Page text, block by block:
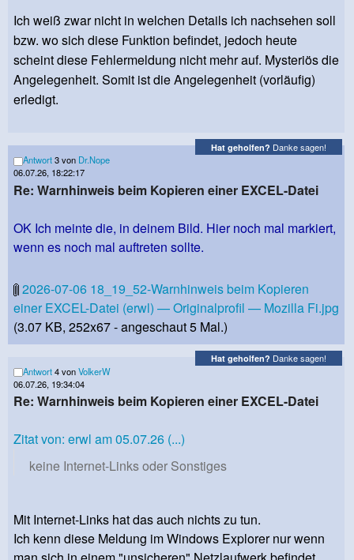
Ich weiß zwar nicht in welchen Details ich nachsehen soll
bzw. wo sich diese Funktion befindet, jedoch heute
scheint diese Fehlermeldung nicht mehr auf. Mysteriös die
Angelegenheit. Somit ist die Angelegenheit (vorläufig)
erledigt.
Hat geholfen? Danke sagen!
Antwort3 von Dr.Nope
06.07.26, 18:22:17
Re: Warnhinweis beim Kopieren einer EXCEL-Datei
OK Ich meinte die, in deinem Bild. Hier noch mal markiert,
wenn es noch mal auftreten sollte.
2026-07-06 18_19_52-Warnhinweis beim Kopieren
einer EXCEL-Datei (erwl) — Originalprofil — Mozilla Fi.jpg
(3.07 KB, 252x67 - angeschaut 5 Mal.)
Hat geholfen? Danke sagen!
Antwort4 vonVolkerW
06.07.26, 19:34:04
Re: Warnhinweis beim Kopieren einer EXCEL-Datei
Zitat von: erwl am 05.07.26 (...)
keine Internet-Links oder Sonstiges
Mit Internet-Links hat das auch nichts zu tun.
Ich kenn diese Meldung im Windows Explorer nur wenn